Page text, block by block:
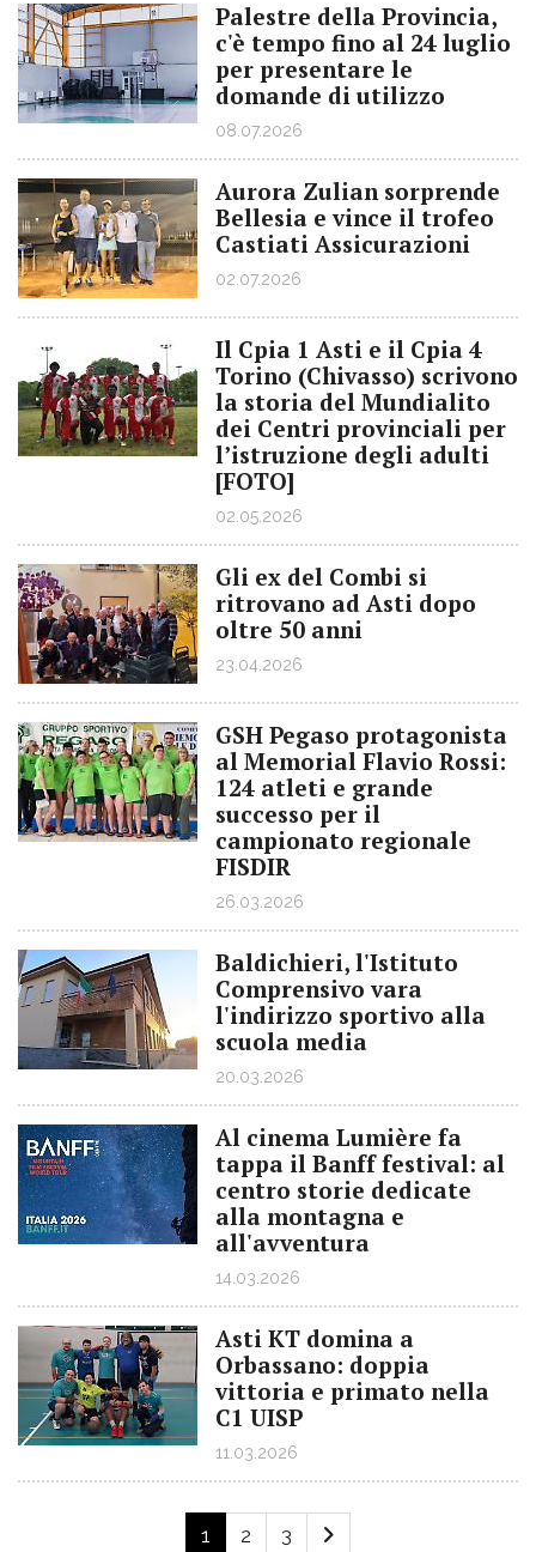
Palestre della Provincia,
c'è tempo fino al 24 luglio
per presentare le
domande di utilizzo
08.07.2026
Aurora Zulian sorprende
Bellesia e vince il trofeo
Castiati Assicurazioni
02.07.2026
Il Cpia 1 Asti e il Cpia 4
Torino (Chivasso) scrivono
la storia del Mundialito
dei Centri provinciali per
l’istruzione degli adulti
[FOTO]
02.05.2026
Gli ex del Combi si
ritrovano ad Asti dopo
oltre 50 anni
23.04.2026
GSH Pegaso protagonista
al Memorial Flavio Rossi:
124 atleti e grande
successo per il
campionato regionale
FISDIR
26.03.2026
Baldichieri, l'Istituto
Comprensivo vara
l'indirizzo sportivo alla
scuola media
20.03.2026
Al cinema Lumière fa
tappa il Banff festival: al
centro storie dedicate
alla montagna e
all'avventura
14.03.2026
Asti KT domina a
Orbassano: doppia
vittoria e primato nella
C1 UISP
11.03.2026
1 2 3